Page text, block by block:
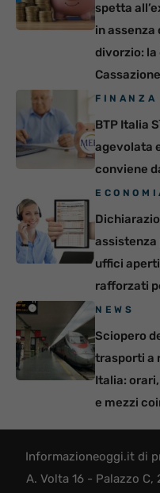
spetta
in assenza
divorzio: la
Cassazione
FINANZA
BTP Italia
agevolata
conviene
assistenza
uffici
rafforzati
NEWS
Sciopero
trasporti a
Italia:
e mezzi
Informazioneoggi.it di
A. Volta 16 - Palazzo